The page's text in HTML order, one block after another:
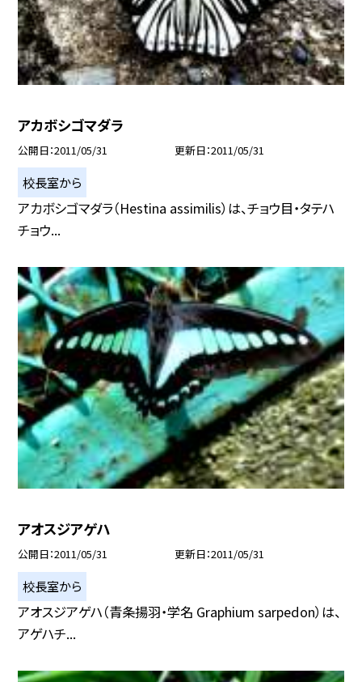
アカボシゴマダラ
公開日 2011/05/31 更新日 2011/05/31
校長室から
アカボシゴマダラ（Hestina assimilis）は、チョウ目・タテハ
チョウ...
アオスジアゲハ
公開日 2011/05/31 更新日 2011/05/31
校長室から
アオスジアゲハ（青条揚羽・学名 Graphium sarpedon）は、
アゲハチ...